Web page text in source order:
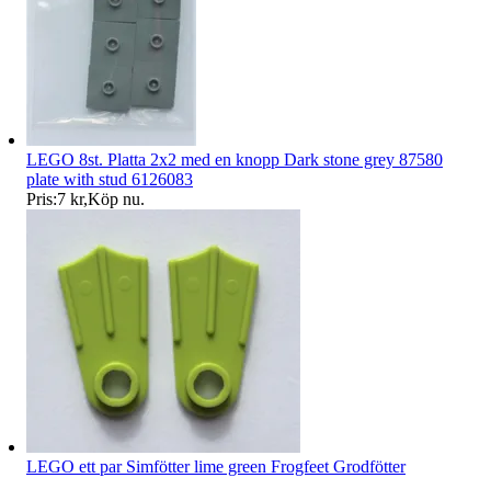
LEGO 8st. Platta 2x2 med en knopp Dark stone grey 87580
plate with stud 6126083
Pris:7 kr,Köp nu.
LEGO ett par Simfötter lime green Frogfeet Grodfötter